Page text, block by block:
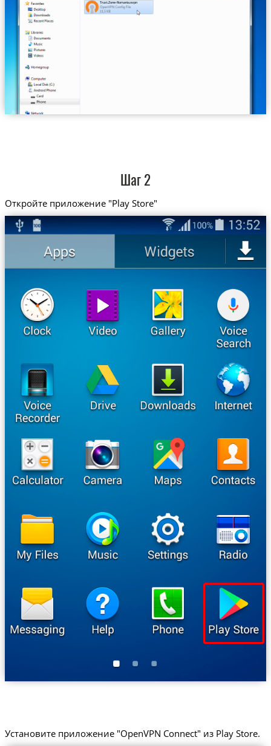
Trust.Zone-Romania.ovpn
Шаг 2
Откройте приложение "Play Store"
Установите приложение "OpenVPN Connect" из Play Store.